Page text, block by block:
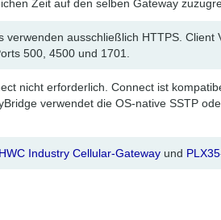
Zeit auf den selben Gateway
ausschließlich HTTPS. Client
500, 4500 und 1701.
nicht erforderlich. Connect ist
verwendet die OS-native SSTP
Industry Cellular-Gateway und